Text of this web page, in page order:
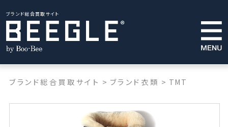
ブランド総合買取サイト
ブランド総合買取サイト > ブランド衣類 > TMT